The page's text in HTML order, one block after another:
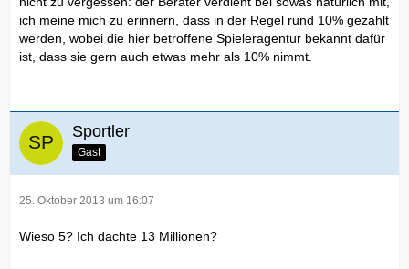
ich meine mich zu erinnern, dass in der Regel rund 10% gezahlt
werden, wobei die hier betroffene Spieleragentur bekannt dafür
ist, dass sie gern auch etwas mehr als 10% nimmt.
Sportler
Gast
25. Oktober 2013 um 16:07
Wieso 5? Ich dachte 13 Millionen?